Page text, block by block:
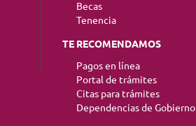
Becas
Tenencia
TE RECOMENDAMOS
Pagos en línea
Portal de trámites
Citas para trámites
Dependencias de Gobierno